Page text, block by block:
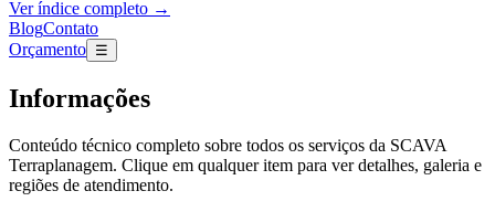
Ver índice completo →
BlogContato
Orçamento ☰
Informações
Conteúdo técnico completo sobre todos os serviços da SCAVA
Terraplanagem. Clique em qualquer item para ver detalhes, galeria e
regiões de atendimento.